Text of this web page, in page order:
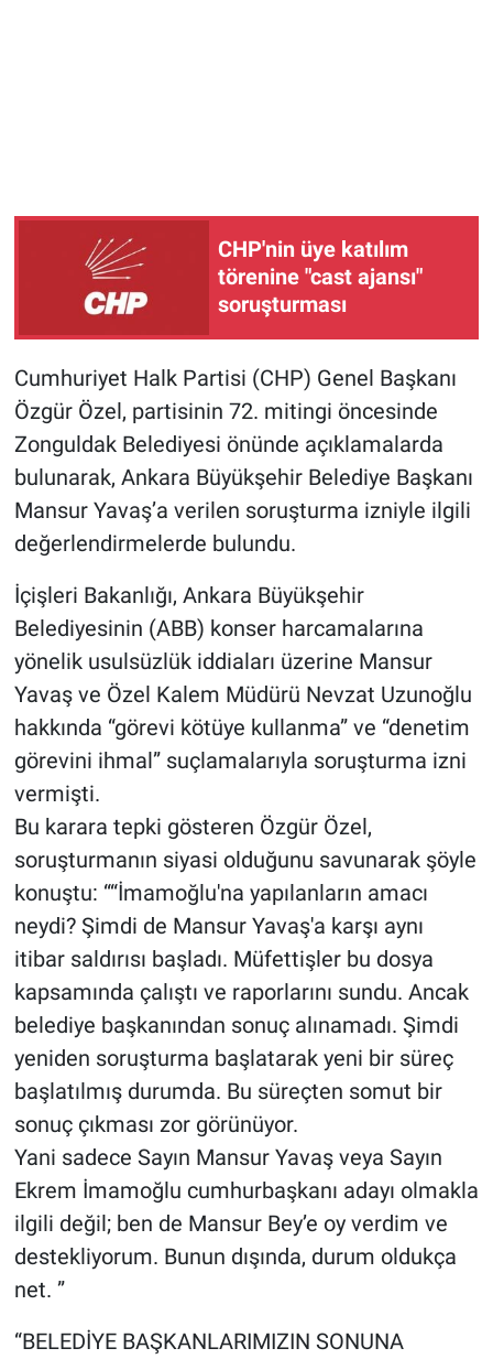
CHP'nin üye katılım
törenine "cast ajansı"
soruşturması
Cumhuriyet Halk Partisi (CHP) Genel Başkanı
Özgür Özel, partisinin 72. mitingi öncesinde
Zonguldak Belediyesi önünde açıklamalarda
bulunarak, Ankara Büyükşehir Belediye Başkanı
Mansur Yavaş’a verilen soruşturma izniyle ilgili
değerlendirmelerde bulundu.
İçişleri Bakanlığı, Ankara Büyükşehir
Belediyesinin (ABB) konser harcamalarına
yönelik usulsüzlük iddiaları üzerine Mansur
Yavaş ve Özel Kalem Müdürü Nevzat Uzunoğlu
hakkında “görevi kötüye kullanma” ve “denetim
görevini ihmal” suçlamalarıyla soruşturma izni
vermişti.
Bu karara tepki gösteren Özgür Özel,
soruşturmanın siyasi olduğunu savunarak şöyle
konuştu: ““İmamoğlu'na yapılanların amacı
neydi? Şimdi de Mansur Yavaş'a karşı aynı
itibar saldırısı başladı. Müfettişler bu dosya
kapsamında çalıştı ve raporlarını sundu. Ancak
belediye başkanından sonuç alınamadı. Şimdi
yeniden soruşturma başlatarak yeni bir süreç
başlatılmış durumda. Bu süreçten somut bir
sonuç çıkması zor görünüyor.
Yani sadece Sayın Mansur Yavaş veya Sayın
Ekrem İmamoğlu cumhurbaşkanı adayı olmakla
ilgili değil; ben de Mansur Bey’e oy verdim ve
destekliyorum. Bunun dışında, durum oldukça
net. ”
“BELEDİYE BAŞKANLARIMIZIN SONUNA